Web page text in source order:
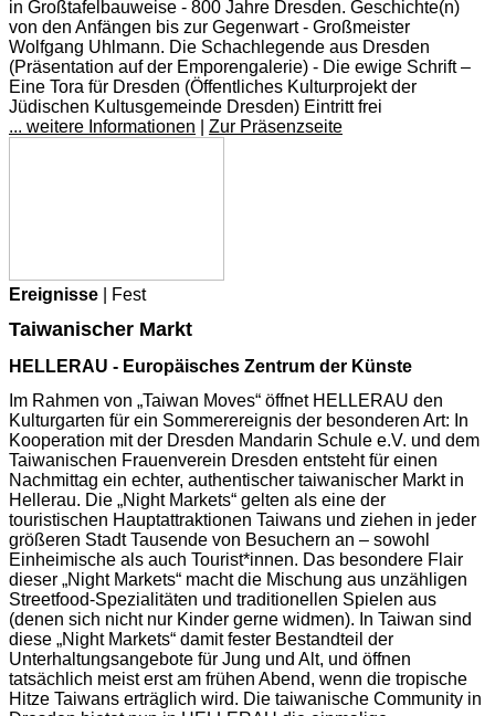
in Großtafelbauweise - 800 Jahre Dresden. Geschichte(n)
von den Anfängen bis zur Gegenwart - Großmeister
Wolfgang Uhlmann. Die Schachlegende aus Dresden
(Präsentation auf der Emporengalerie) - Die ewige Schrift –
Eine Tora für Dresden (Öffentliches Kulturprojekt der
Jüdischen Kultusgemeinde Dresden) Eintritt frei
... weitere Informationen
Zur Präsenzseite
Ereignisse | Fest
Taiwanischer Markt
HELLERAU - Europäisches Zentrum der Künste
Im Rahmen von „Taiwan Moves“ öffnet HELLERAU den
Kulturgarten für ein Sommerereignis der besonderen Art: In
Kooperation mit der Dresden Mandarin Schule e.V. und dem
Taiwanischen Frauenverein Dresden entsteht für einen
Nachmittag ein echter, authentischer taiwanischer Markt in
Hellerau. Die „Night Markets“ gelten als eine der
touristischen Hauptattraktionen Taiwans und ziehen in jeder
größeren Stadt Tausende von Besuchern an – sowohl
Einheimische als auch Tourist*innen. Das besondere Flair
dieser „Night Markets“ macht die Mischung aus unzähligen
Streetfood-Spezialitäten und traditionellen Spielen aus
(denen sich nicht nur Kinder gerne widmen). In Taiwan sind
diese „Night Markets“ damit fester Bestandteil der
Unterhaltungsangebote für Jung und Alt, und öffnen
tatsächlich meist erst am frühen Abend, wenn die tropische
Hitze Taiwans erträglich wird. Die taiwanische Community in